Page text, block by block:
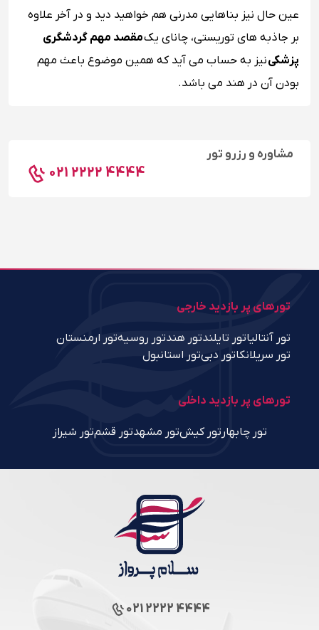
عین حال نیز بناهایی مدرنی هم خواهید دید و در آخر علاوه
بر جاذبه ‌های توریستی، چانای یکمقصد مهم گردشگری
پزشکینیز به حساب می آید که همین موضوع باعث مهم
بودن آن در هند می باشد.
مشاوره و رزرو تور
021 2222 4444
تورهای پر بازدید خارجی
تور آنتالیاتور تایلندتور هندتور روسیهتور ارمنستان
تور سریلانکاتور دبیتور استانبول
تورهای پر بازدید داخلی
تور چابهار تور کیشتور مشهدتور قشمتور شیراز
021 2222 4444